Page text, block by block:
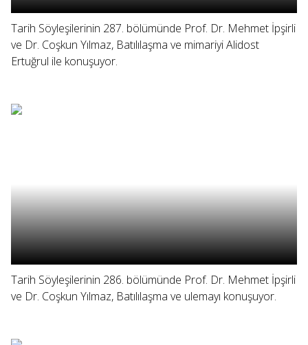
Tarih Söyleşilerinin 287. bölümünde Prof. Dr. Mehmet İpşirli
ve Dr. Coşkun Yılmaz, Batılılaşma ve mimariyi Alidost
Ertuğrul ile konuşuyor.
Tarih Söyleşilerinin 286. bölümünde Prof. Dr. Mehmet İpşirli
ve Dr. Coşkun Yılmaz, Batılılaşma ve ulemayı konuşuyor.